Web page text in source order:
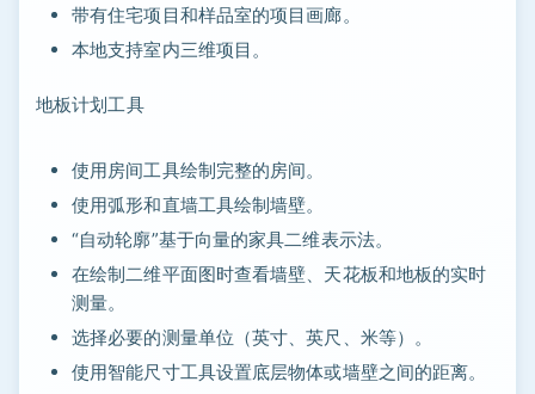
带有住宅项目和样品室的项目画廊。
本地支持室内三维项目。
地板计划工具
使用房间工具绘制完整的房间。
使用弧形和直墙工具绘制墙壁。
“自动轮廓”基于向量的家具二维表示法。
在绘制二维平面图时查看墙壁、天花板和地板的实时
测量。
选择必要的测量单位（英寸、英尺、米等）。
使用智能尺寸工具设置底层物体或墙壁之间的距离。